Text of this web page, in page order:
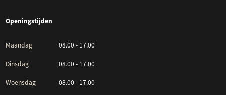
Openingstijden
Maandag 08.00 - 17.00
Dinsdag 08.00 - 17.00
Woensdag 08.00 - 17.00